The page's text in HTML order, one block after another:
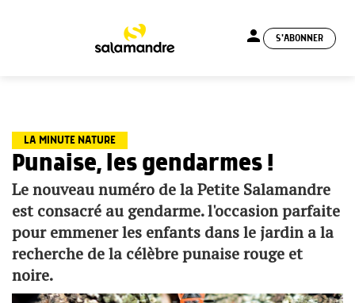
person S'ABONNER
LA MINUTE NATURE
Punaise, les gendarmes !
Le nouveau numéro de la Petite Salamandre
est consacré au gendarme. l'occasion parfaite
pour emmener les enfants dans le jardin a la
recherche de la célèbre punaise rouge et
noire.